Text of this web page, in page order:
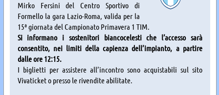
Mirko Fersini del Centro Sportivo di
Formello la gara Lazio-Roma, valida per la
15ª giornata del Campionato Primavera 1 TIM.
Si informano i sostenitori biancocelesti che l’accesso sarà
consentito, nei limiti della capienza dell’impianto, a partire
dalle ore 12:15.
I biglietti per assistere all’incontro sono acquistabili sul sito
Vivaticket o presso le rivendite abilitate.